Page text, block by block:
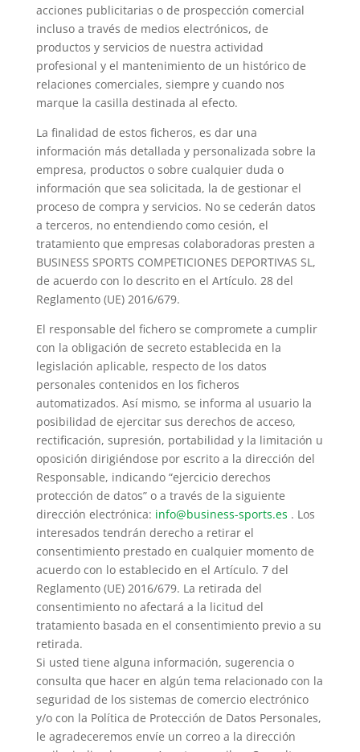
acciones publicitarias o de prospección comercial
incluso a través de medios electrónicos, de
productos y servicios de nuestra actividad
profesional y el mantenimiento de un histórico de
relaciones comerciales, siempre y cuando nos
marque la casilla destinada al efecto.
La finalidad de estos ficheros, es dar una
información más detallada y personalizada sobre la
empresa, productos o sobre cualquier duda o
información que sea solicitada, la de gestionar el
proceso de compra y servicios. No se cederán datos
a terceros, no entendiendo como cesión, el
tratamiento que empresas colaboradoras presten a
BUSINESS SPORTS COMPETICIONES DEPORTIVAS SL,
de acuerdo con lo descrito en el Artículo. 28 del
Reglamento (UE) 2016/679.
El responsable del fichero se compromete a cumplir
con la obligación de secreto establecida en la
legislación aplicable, respecto de los datos
personales contenidos en los ficheros
automatizados. Así mismo, se informa al usuario la
posibilidad de ejercitar sus derechos de acceso,
rectificación, supresión, portabilidad y la limitación u
oposición dirigiéndose por escrito a la dirección del
Responsable, indicando “ejercicio derechos
protección de datos” o a través de la siguiente
dirección electrónica: info@business-sports.es . Los
interesados tendrán derecho a retirar el
consentimiento prestado en cualquier momento de
acuerdo con lo establecido en el Artículo. 7 del
Reglamento (UE) 2016/679. La retirada del
consentimiento no afectará a la licitud del
tratamiento basada en el consentimiento previo a su
retirada.
Si usted tiene alguna información, sugerencia o
consulta que hacer en algún tema relacionado con la
seguridad de los sistemas de comercio electrónico
y/o con la Política de Protección de Datos Personales,
le agradeceremos envíe un correo a la dirección